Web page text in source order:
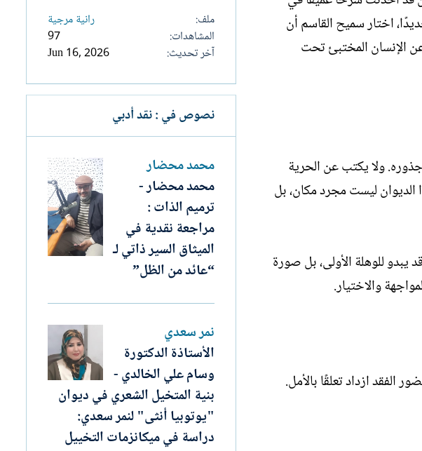
اختار سميح القاسم أن
الإنسان المختبئ تحت
ولا يكتب عن الحرية
الديوان ليست مجرد مكان، بل
يبدو للوهلة الأولى، بل صورة
والاختيار.
الفقد ازداد تعلقًا بالأمل.
ملف
رانية مرجية
المشاهدات
97
آخر تحديث
Jun 16, 2026
نصوص في : نقد أدبي
محمد محضار
محمد محضار -
ترميم الذات :
مراجعة نقدية في
الميثاق السير ذاتي لـ
“عائد من الظل”
نمر سعدي
الأستاذة الدكتورة
وسام علي الخالدي -
بنية المتخيل الشعري في ديوان
"يوتوبيا أنثى" لنمر سعدي:
دراسة في ميكانزمات التخييل